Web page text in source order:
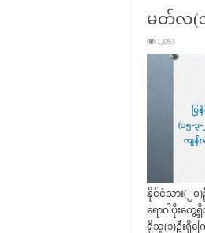
မတ်လ(
1,093
နိုင်ငံသား(၂၀)
ရောဂါပိုးတွေ့
ရှိသူ(၁)ဦးရှိကြ